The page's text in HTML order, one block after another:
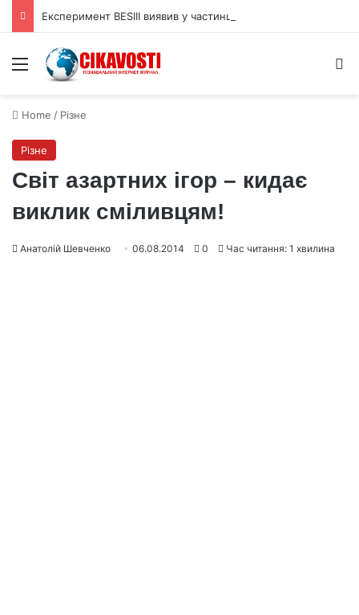
Menu
Home / Різне
Різне
Світ азартних ігор – кидає
виклик сміливцям!
Анатолій Шевченко 06.08.2014 0 Час читання: 1 хвилина